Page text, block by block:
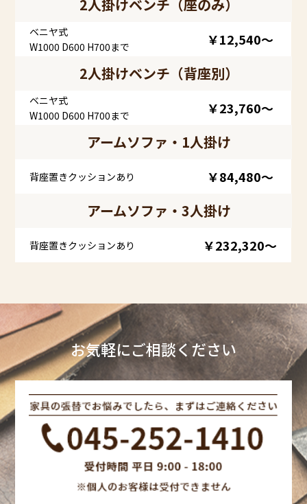
2人掛けベンチ（座のみ）
ベニヤ式
W1000 D600 H700まで
￥12,540～
2人掛けベンチ（背座別）
ベニヤ式
W1000 D600 H700まで
￥23,760～
アームソファ・1人掛け
背座置きクッションあり ￥84,480～
アームソファ・3人掛け
背座置きクッションあり ￥232,320～
お気軽にご相談ください